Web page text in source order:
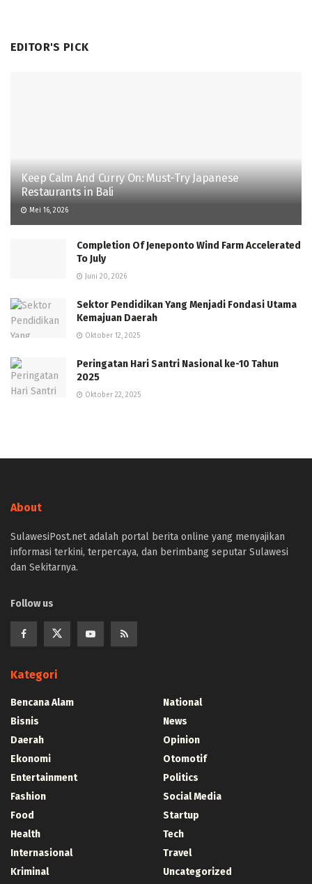
EDITOR'S PICK
Keep Calm And Curry On: Must-Try Japanese
Restaurants in Bali
Mei 16, 2026
Completion Of Jeneponto Wind Farm Accelerated
To July
Juni 20, 2026
Sektor Pendidikan Yang Menjadi Fondasi Utama
Kemajuan Daerah
Oktober 12, 2025
Peringatan Hari Santri Nasional ke-10 Tahun
2025
Oktober 22, 2025
About
SulawesiPost.net adalah portal berita online yang menyajikan
informasi terkini, terpercaya, dan berimbang seputar Sulawesi
dan Sekitarnya.
Follow us
Kategori
Bencana Alam
Bisnis
Daerah
Ekonomi
Entertainment
Fashion
Food
Health
Internasional
Kriminal
National
News
Opinion
Otomotif
Politics
Social Media
Startup
Tech
Travel
Uncategorized